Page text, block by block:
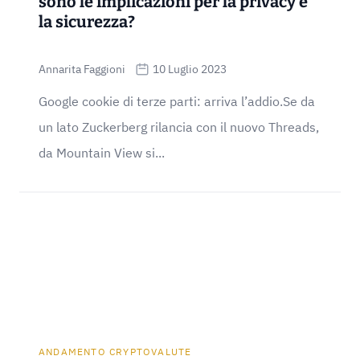
la sicurezza?
Annarita Faggioni 10 Luglio 2023
Google cookie di terze parti: arriva l’addio.Se da
un lato Zuckerberg rilancia con il nuovo Threads,
da Mountain View si...
ANDAMENTO CRYPTOVALUTE